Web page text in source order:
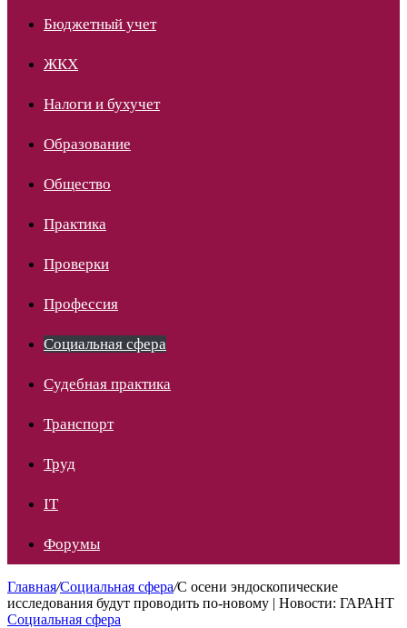
Бюджетный учет
ЖКХ
Налоги и бухучет
Образование
Общество
Практика
Проверки
Профессия
Социальная сфера
Судебная практика
Транспорт
Труд
IT
Форумы
Главная/Социальная сфера/С осени эндоскопические
исследования будут проводить по-новому | Новости: ГАРАНТ
Социальная сфера